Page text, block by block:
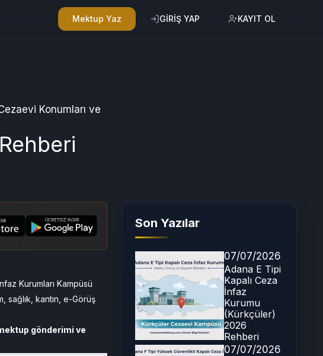
Mektup Yaz GİRİŞ YAP KAYIT OL
Konumları ve
Kurumları Kampüsü
sağlık, kantin, e-Görüş
gönderimi ve
Son Yazılar
07/07/2026
Adana E Tipi
Kapalı Ceza
İnfaz
Kurumu
(Kürkçüler)
2026
Rehberi
07/07/2026